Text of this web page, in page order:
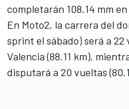
completarán 108.14 mm
En Moto2, la carrera del
sprint el sábado) será a
Valencia (88.11 km),
disputará a 20 vueltas